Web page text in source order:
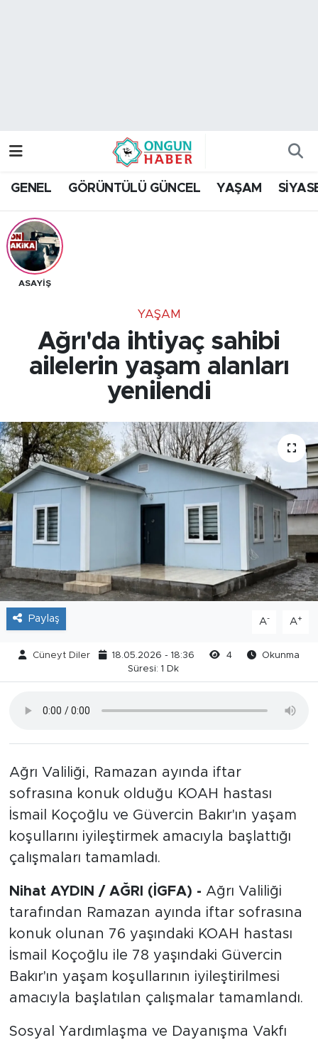
GENEL GÖRÜNTÜLÜ GÜNCEL YAŞAM
ASAYİŞ
YAŞAM
Ağrı'da ihtiyaç sahibi
ailelerin yaşam alanları
yenilendi
Paylaş A- A+
Cüneyt Diler 18.05.2026 - 18:36 4
Okunma
Süresi: 1 Dk
Ağrı Valiliği, Ramazan ayında iftar
sofrasına konuk olduğu KOAH hastası
İsmail Koçoğlu ve Güvercin Bakır'ın yaşam
koşullarını iyileştirmek amacıyla başlattığı
çalışmaları tamamladı.
Nihat AYDIN / AĞRI (İGFA) - Ağrı Valiliği
tarafından Ramazan ayında iftar sofrasına
konuk olunan 76 yaşındaki KOAH hastası
İsmail Koçoğlu ile 78 yaşındaki Güvercin
Bakır'ın yaşam koşullarının iyileştirilmesi
amacıyla başlatılan çalışmalar tamamlandı.
Sosyal Yardımlaşma ve Dayanışma Vakfı
Trafik Durumu
Tüm Manşetler
Son Dakika Haberleri